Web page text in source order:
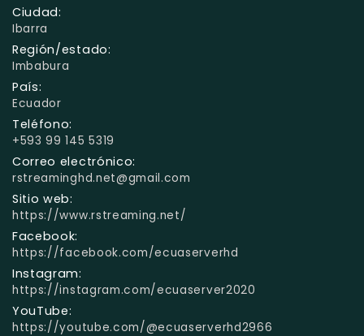
Ciudad:
Ibarra
Región/estado:
Imbabura
País:
Ecuador
Teléfono:
+593 99 145 5319
Correo electrónico:
rstreaminghd.net@gmail.com
Sitio web:
https://www.rstreaming.net/
Facebook:
https://facebook.com/ecuaserverhd
Instagram:
https://instagram.com/ecuaserver2020
YouTube:
https://youtube.com/@ecuaserverhd2966